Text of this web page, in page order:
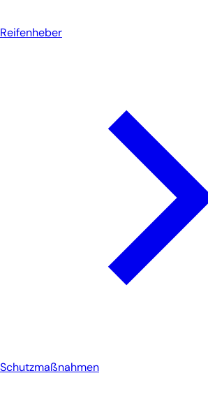
Reifenheber
Schutzmaßnahmen